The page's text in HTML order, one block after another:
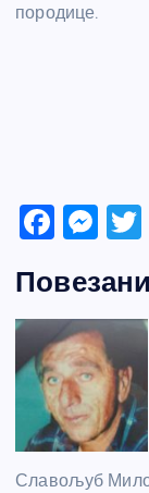
породице.
F
c
e
b
o
o
k
M
ss
e
n
g
er
Славољуб